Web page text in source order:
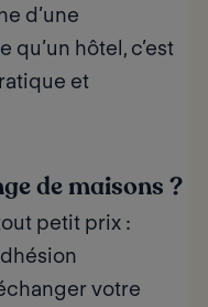
d’une
hôtel, c’est
et
de maisons ?
petit prix :
votre